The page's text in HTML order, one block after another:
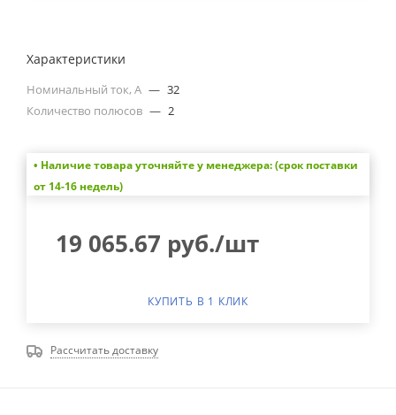
Характеристики
Номинальный ток, А — 32
Количество полюсов — 2
• Наличие товара уточняйте у менеджера: (срок поставки
от 14-16 недель)
19 065.67 руб./шт
КУПИТЬ В 1 КЛИК
Рассчитать доставку